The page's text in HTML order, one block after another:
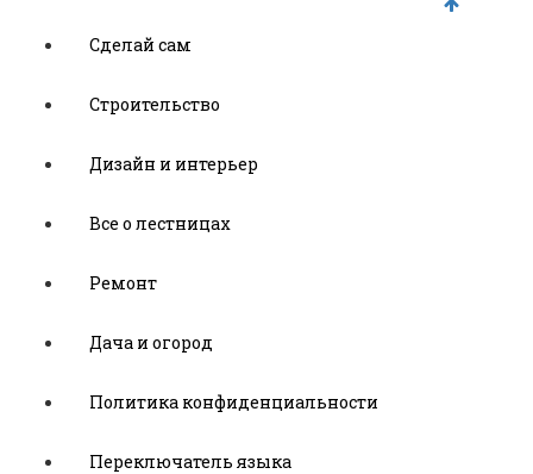
Сделай сам
Строительство
Дизайн и интерьер
Все о лестницах
Ремонт
Дача и огород
Политика конфиденциальности
Переключатель языка